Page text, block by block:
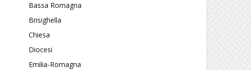
Bassa Romagna
Brisighella
Chiesa
Diocesi
Emilia-Romagna